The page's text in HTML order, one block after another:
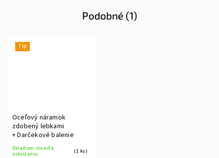
Podobné (1)
Tip
Oceľový náramok
zdobený lebkami
+ Darčekové balenie
Skladom ihneď k
odoslaniu
(1 ks)